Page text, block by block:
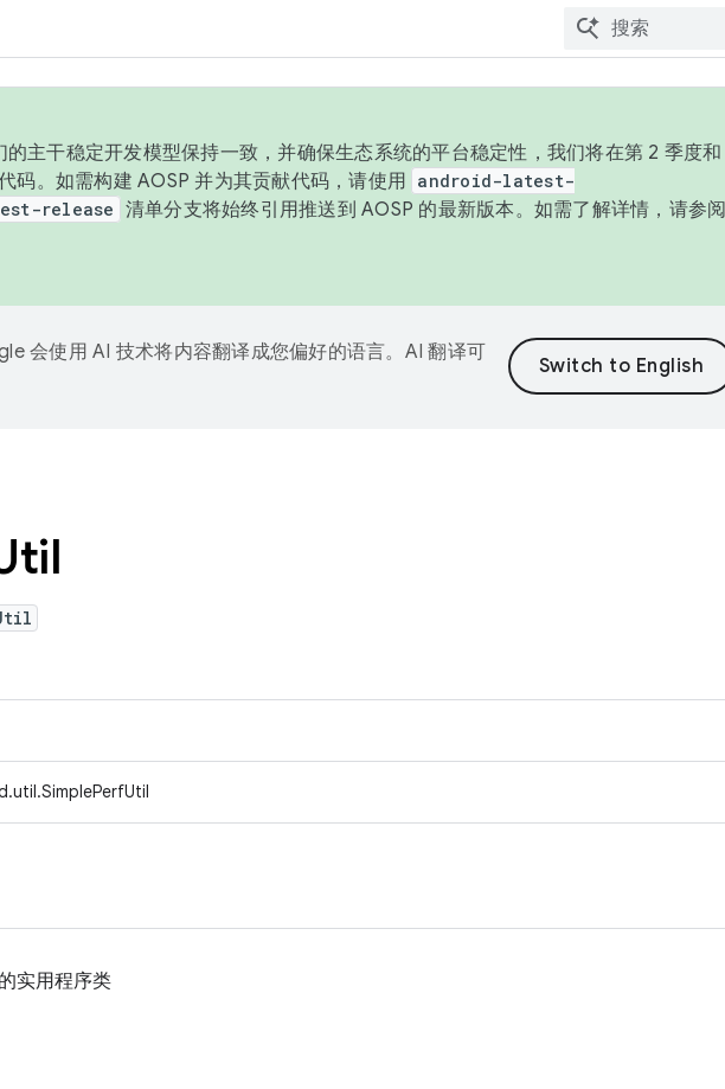
主干稳定开发模型保持一致，并确保生态系统的平台稳定性，我们将在第 2 季度和
码。如需构建 AOSP 并为其贡献代码，请使用 android-latest-
release 清单分支将始终引用推送到 AOSP 的最新版本。如需了解详情，请参阅
会使用 AI 技术将内容翻译成您偏好的语言。AI 翻译可
实用程序类